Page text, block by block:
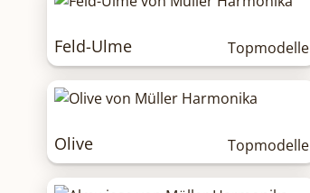
Feld-Ulme Topmodelle
Olive Topmodelle